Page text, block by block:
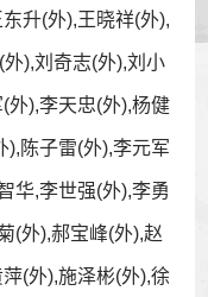
升(外),王晓祥(外),
),刘奇志(外),刘小
外),李天忠(外),杨健
),陈子雷(外),李元军
华,李世强(外),李勇
(外),郝宝峰(外),赵
(外),施泽彬(外),徐